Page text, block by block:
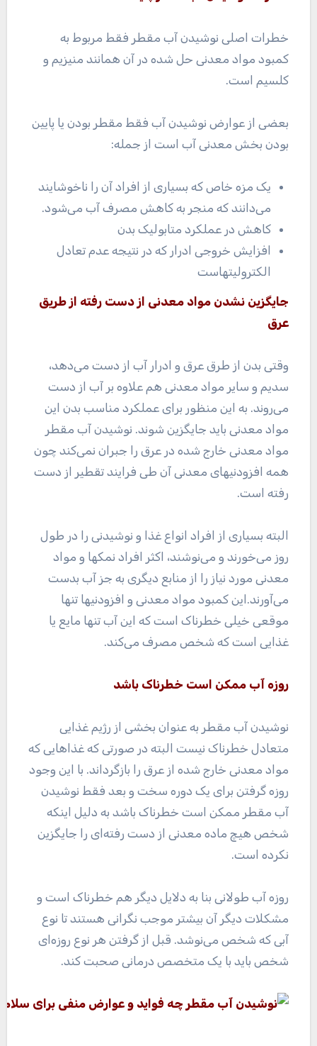
خطرات اصلی نوشیدن آب مقطر فقط مربوط به
کمبود مواد معدنی حل شده در آن همانند منیزیم و
کلسیم است.
بعضی از عوارض نوشیدن آب فقط مقطر بودن یا پایین
بودن بخش معدنی آب است از جمله:
یک مزه خاص که بسیاری از افراد آن را ناخوشایند
می‌دانند که منجر به کاهش مصرف آب می‌شود.
کاهش در عملکرد متابولیک بدن
افزایش خروجی ادرار که در نتیجه عدم تعادل
الکترولیتهاست
جایگزین نشدن مواد معدنی از دست رفته از طریق
عرق
وقتی بدن از طرق عرق و ادرار آب از دست می‌دهد،
سدیم و سایر مواد معدنی هم علاوه بر آب از دست
می‌روند. به این منظور برای عملکرد مناسب بدن این
مواد معدنی باید جایگزین شوند. نوشیدن آب مقطر
مواد معدنی خارج شده در عرق را جبران نمی‌کند چون
همه افزودنیهای معدنی آن طی فرایند تقطیر از دست
رفته است.
البته بسیاری از افراد انواع غذا و نوشیدنی را در طول
روز می‌خورند و می‌نوشند، اکثر افراد نمکها و مواد
معدنی مورد نیاز را از منابع دیگری به جز آب بدست
می‌آورند.این کمبود مواد معدنی و افزودنیها تنها
موقعی خیلی خطرناک است که این آب تنها مایع یا
غذایی است که شخص مصرف می‌کند.
روزه آب ممکن است خطرناک باشد
نوشیدن آب مقطر به عنوان بخشی از رژیم غذایی
متعادل خطرناک نیست البته در صورتی که غذاهایی که
مواد معدنی خارج شده از عرق را بازگرداند. با این وجود
روزه گرفتن برای یک دوره سخت و بعد فقط نوشیدن
آب مقطر ممکن است خطرناک باشد به دلیل اینکه
شخص هیچ ماده معدنی از دست رفته‌ای را جایگزین
نکرده است.
روزه آب طولانی بنا به دلایل دیگر هم خطرناک است و
مشکلات دیگر آن بیشتر موجب نگرانی هستند تا نوع
آبی که شخص می‌نوشد. قبل از گرفتن هر نوع روزه‌ای
شخص باید با یک متخصص درمانی صحبت کند.